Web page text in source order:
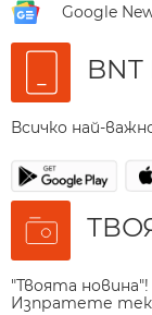
Google
BNT
Всичко най-
"Твоята
Изпратете